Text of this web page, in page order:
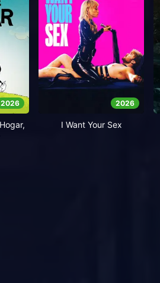
2026 2026
I Want Your Sex